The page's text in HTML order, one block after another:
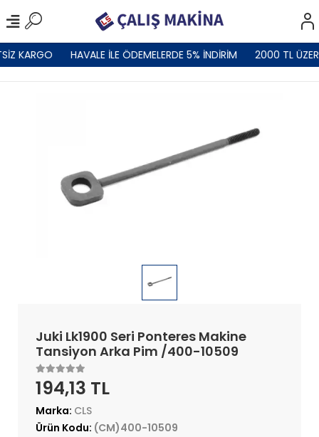
KARGO HAVALE İLE ÖDEMELERDE 5% İNDİRİM 2000 TL
Juki Lk1900 Seri Ponteres Makine
Tansiyon Arka Pim /400-10509
194,13 TL
Marka: CLS
Ürün Kodu: (CM)400-10509